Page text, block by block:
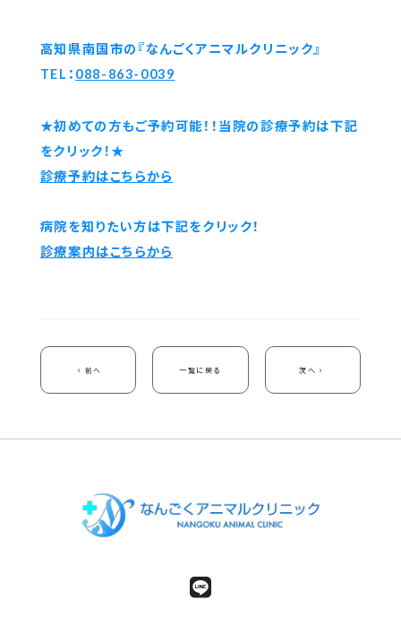
高知県南国市の『なんごくアニマルクリニック』
TEL： 088-863-0039
★初めての方もご予約可能！！当院の診療予約は下記
をクリック！★
診療予約はこちらから
病院を知りたい方は下記をクリック！
診療案内はこちらから
前へ 一覧に戻る 次へ